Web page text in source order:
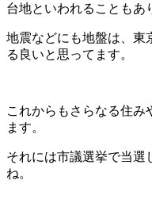
台地といわれることもあ
地震などにも地盤は、東
る良いと思ってます。
これからもさらなる住み
ます。
それには市議選挙で当選
ね。